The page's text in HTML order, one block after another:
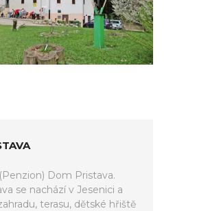
Dom Pristava.
se nachází v Jesenici a
terasu, dětské hřiště